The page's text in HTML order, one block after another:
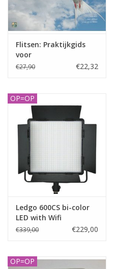
Flitsen: Praktijkgids
voor
natuurfotografen
€27,90 €22,32
OP=OP
Ledgo 600CS bi-color
LED with Wifi
€339,00 €229,00
OP=OP